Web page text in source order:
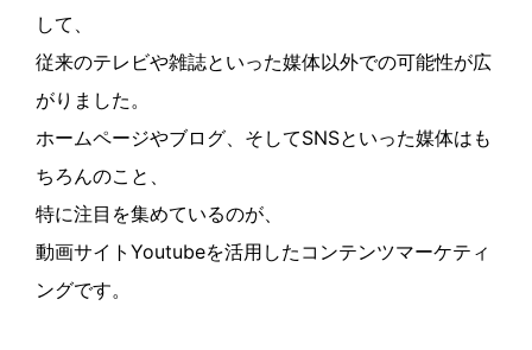
して、
従来のテレビや雑誌といった媒体以外での可能性が広
がりました。
ホームページやブログ、そしてSNSといった媒体はも
ちろんのこと、
特に注目を集めているのが、
動画サイトYoutubeを活用したコンテンツマーケティ
ングです。